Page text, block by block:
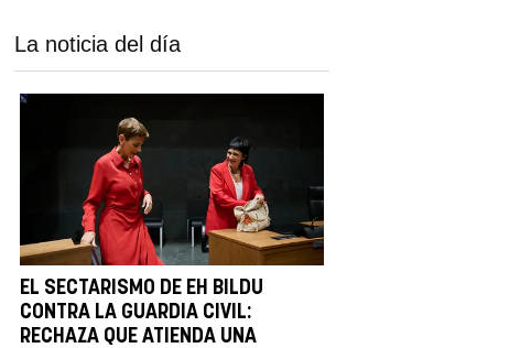
La noticia del día
EL SECTARISMO DE EH BILDU
CONTRA LA GUARDIA CIVIL:
RECHAZA QUE ATIENDA UNA